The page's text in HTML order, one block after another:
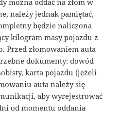
można oddać na złom w
należy jednak pamiętać,
będzie naliczona
kilogram masy pojazdu z
Przed złomowaniem auta
dokumenty: dowód
karta pojazdu (jeżeli
auta należy się
aby wyrejestrować
od momentu oddania